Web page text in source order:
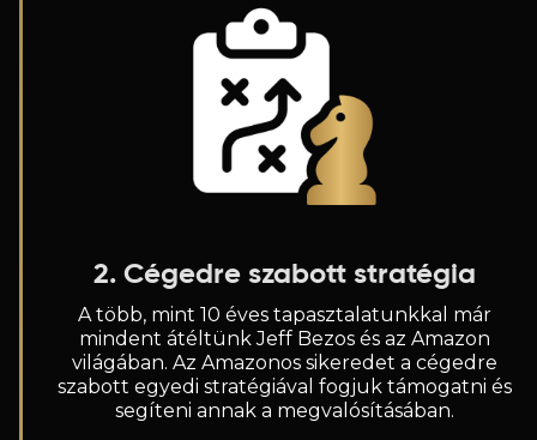
2. Cégedre szabott stratégia
A több, mint 10 éves tapasztalatunkkal már
mindent átéltünk Jeff Bezos és az Amazon
világában. Az Amazonos sikeredet a cégedre
szabott egyedi stratégiával fogjuk támogatni és
segíteni annak a megvalósításában.